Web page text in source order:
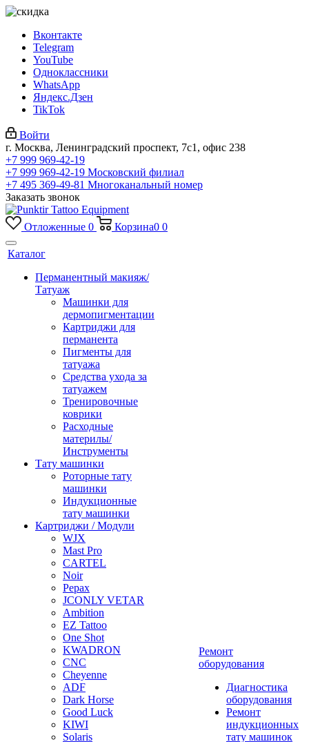
Вконтакте
Telegram
YouTube
Одноклассники
WhatsApp
Яндекс.Дзен
TikTok
Войти
г. Москва, Ленинградский проспект, 7с1, офис 238
+7 999 969-42-19
+7 999 969-42-19 Московский филиал
+7 495 369-49-81 Многоканальный номер
Заказать звонок
Отложенные 0 Корзина0 0
Каталог
Перманентный макияж/
Татуаж
Машинки для
дермопигментации
Картриджи для
перманента
Пигменты для
татуажа
Средства ухода за
татуажем
Тренировочные
коврики
Расходные
материлы/
Инструменты
Тату машинки
Роторные тату
машинки
Индукционные
тату машинки
Картриджи / Модули
WJX
Mast Pro
CARTEL
Noir
Pepax
JCONLY VETAR
Ambition
EZ Tattoo
One Shot
KWADRON
CNC
Cheyenne
ADF
Dark Horse
Good Luck
KIWI
Solaris
Ремонт
оборудования
Диагностика
оборудования
Ремонт
индукционных
тату машинок